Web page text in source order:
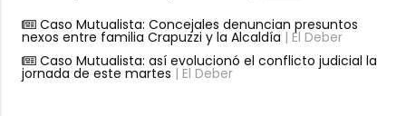
Caso Mutualista: Concejales denuncian presuntos
nexos entre familia Crapuzzi y la Alcaldía | El Deber
Caso Mutualista: así evolucionó el conflicto judicial la
jornada de este martes | El Deber